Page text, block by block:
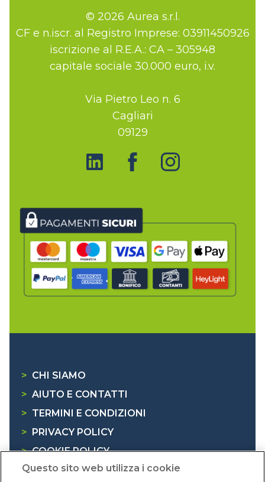
© 2026 Aurea s.r.l.
CF e n.iscr. al Registro Imprese: 03911450926
iscrizione al R.E.A.: CA – 305948
capitale sociale 30.000 euro, i.v.
Via Pietro Leo n. 6
Cagliari
09129
> CHI SIAMO
> AIUTO E CONTATTI
> TERMINI E CONDIZIONI
>
PRIVACY POLICY
> COOKIE POLICY
> INFORMATIVA RAEE
Questo sito web utilizza i cookie